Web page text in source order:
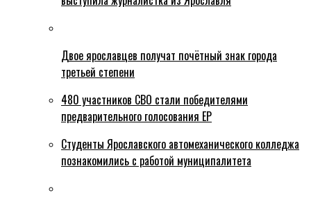
Двое ярославцев получат почётный знак города
третьей степени
480 участников СВО стали победителями
предварительного голосования ЕР
Студенты Ярославского автомеханического колледжа
познакомились с работой муниципалитета